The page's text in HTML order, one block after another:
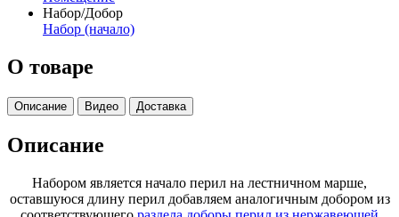
Набор/Добор
Набор (начало)
О товаре
Описание Видео Доставка
Описание
Набором является начало перил на лестничном марше,
оставшуюся длину перил добавляем аналогичным добором из